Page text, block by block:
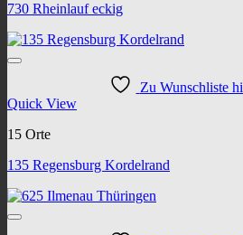
730 Rheinlauf eckig
Zu Wunschliste
Quick View
15 Orte
135 Regensburg Kordelrand